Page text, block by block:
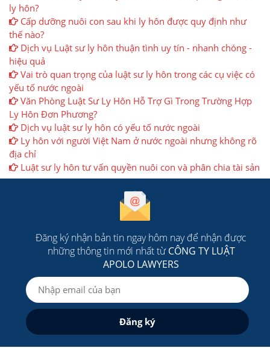
ly hôn?
Cấp dưỡng nuôi con sau khi ly hôn được quy định như
thế nào?
Dịch vụ Luật sư ly hôn thuận tình uy tín - nhanh chóng -
hiệu quả
Vai trò quan trọng của luật sư ly hôn trong các cụ việc có
yếu tố nước ngoài
Văn Phòng Luật Sư Ly Hôn Hỗ Trợ Gì Trong Trường Hợp
Ly Hôn Đơn Phương?
Dịch vụ luật sư ly hôn có yếu tố nước ngoài
Ly hôn với người Việt Nam ở nước ngoài nhưng không rõ
địa chỉ
Luật sư ly hôn tư vấn quyền nuôi con và phân chia tài sản
Đăng ký nhận bản tin ngay hôm nay để nhận được
những thông tin mới nhất từCÔNG TY LUẬT
APOLO LAWYERS